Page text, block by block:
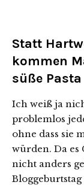
Statt
kommen
süße Pasta
Ich weiß ja
problemlos
ohne dass sie
würden. Da es
nicht anders